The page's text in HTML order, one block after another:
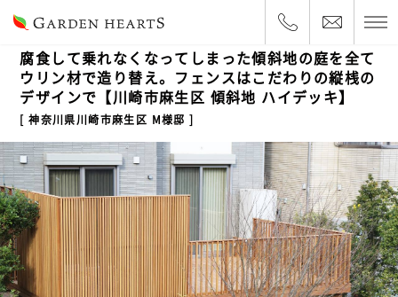
2019.2.8 ハイデッキ・車庫上
神奈川県川崎市麻生区 M様邸
腐食して乗れなくなってしまった傾斜地の庭を全て
ウリン材で造り替え。フェンスはこだわりの縦桟の
デザインで【川崎市麻生区 傾斜地 ハイデッキ】